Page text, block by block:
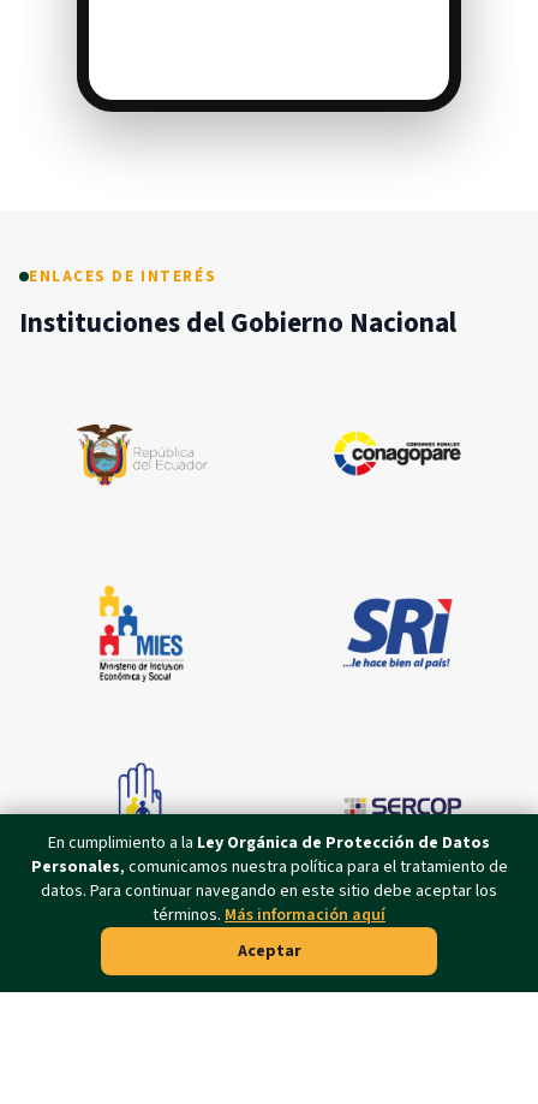
ENLACES DE INTERÉS
Instituciones del Gobierno Nacional
En cumplimiento a la Ley Orgánica de Protección de Datos
Personales, comunicamos nuestra política para el tratamiento de
datos. Para continuar navegando en este sitio debe aceptar los
términos. Más información aquí
Aceptar